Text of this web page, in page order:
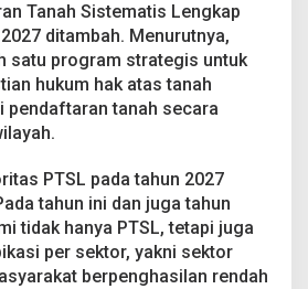
Tanah Sistematis Lengkap
ditambah. Menurutnya,
satu program strategis untuk
hukum hak atas tanah
pendaftaran tanah secara
PTSL pada tahun 2027
tahun ini dan juga tahun
tidak hanya PTSL, tetapi juga
per sektor, yakni sektor
berpenghasilan rendah